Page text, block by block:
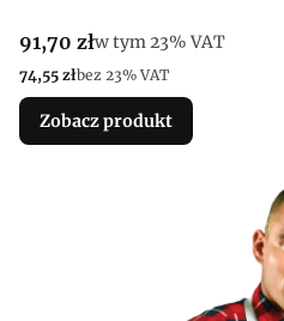
Cena brutto
91,70 złw tym %s VAT
w tym23% VAT
Cena netto
74,55 złbez 23% VAT
Zobacz produkt